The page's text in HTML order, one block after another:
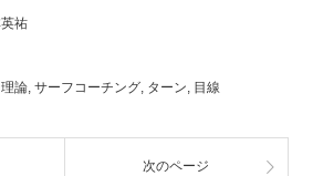
祐
論, サーフコーチング, ターン, 目線
次のページ